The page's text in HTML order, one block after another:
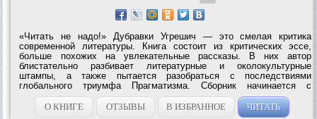
«Читать не надо!» Дубравки Угрешич — это смелая критика
современной литературы. Книга состоит из критических эссе,
больше похожих на увлекательные рассказы. В них автор
блистательно разбивает литературные и околокультурные
штампы, а также пытается разобраться с последствиями
глобального триумфа Прагматизма. Сборник начинается с
остроумной критики книгоиздательского дела, от которой Угрешич
переходит к гораздо более серьезным...
О КНИГЕ ОТЗЫВЫ В ИЗБРАННОЕ ЧИТАТЬ